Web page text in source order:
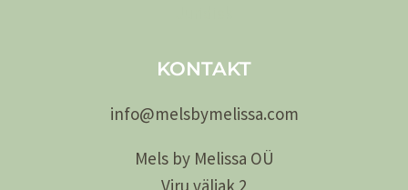
KONTAKT
info@melsbymelissa.com
Mels by Melissa OÜ
Viru väljak 2